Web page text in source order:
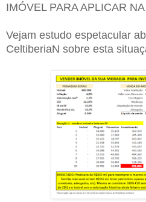
IMÓVEL PARA APLICAR
Vejam estudo espetacular
CeltiberiaN sobre esta